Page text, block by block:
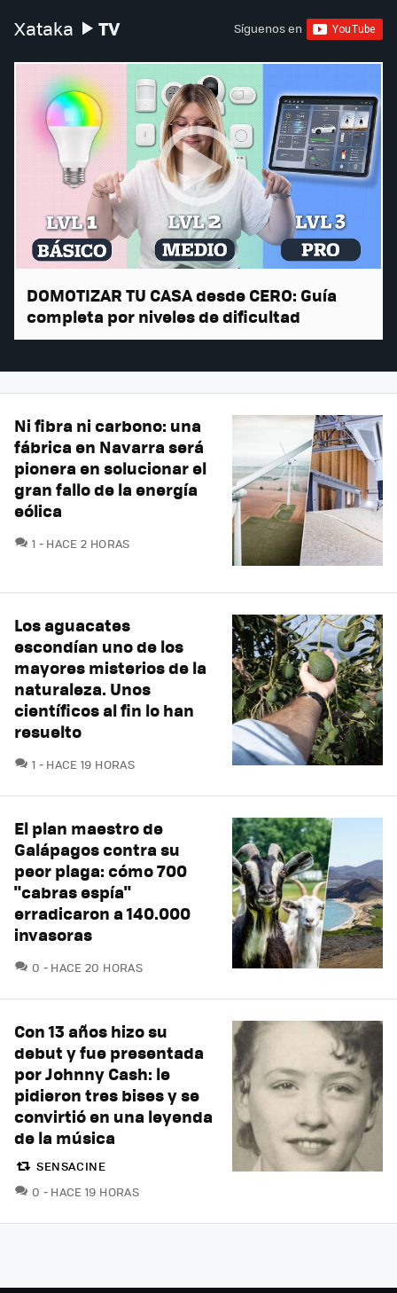
Xataka TV Síguenos en
DOMOTIZAR TU CASA desde CERO: Guía
completa por niveles de dificultad
Ni fibra ni carbono: una
fábrica en Navarra será
pionera en solucionar el
gran fallo de la energía
eólica
1 COMENTARIOS
HACE 2 HORAS
Los aguacates
escondían uno de los
mayores misterios de la
naturaleza. Unos
científicos al fin lo han
resuelto
1 COMENTARIOS
HACE 19 HORAS
El plan maestro de
Galápagos contra su
peor plaga: cómo 700
"cabras espía"
erradicaron a 140.000
invasoras
0 COMENTARIOS
HACE 20 HORAS
Con 13 años hizo su
debut y fue presentada
por Johnny Cash: le
pidieron tres bises y se
convirtió en una leyenda
de la música
SENSACINE
0 COMENTARIOS
HACE 19 HORAS